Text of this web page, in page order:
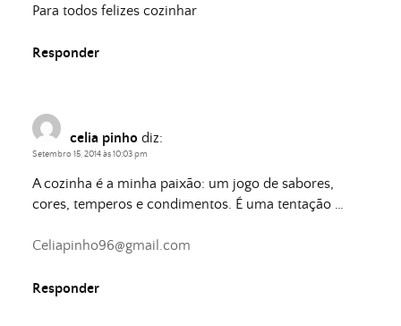
Para todos felizes cozinhar
Responder
celia pinho diz:
Setembro 15, 2014 às 10:03 pm
A cozinha é a minha paixão: um jogo de sabores,
cores, temperos e condimentos. É uma tentação …
Celiapinho96@gmail.com
Responder